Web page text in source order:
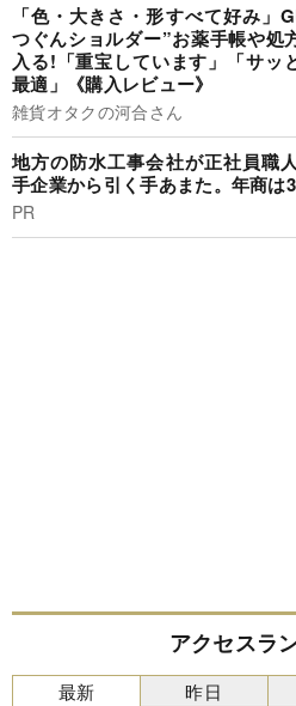
「色・大きさ・形すべて好み」
つぐんショルダー”お薬手帳や処
入る!「重宝しています」「サッ
最適」《購入レビュー》
雑貨オタクの河合さん
地方の防水工事会社が正社員職
手企業から引く手あまた。年商は
PR
アクセスラ
最新 昨日